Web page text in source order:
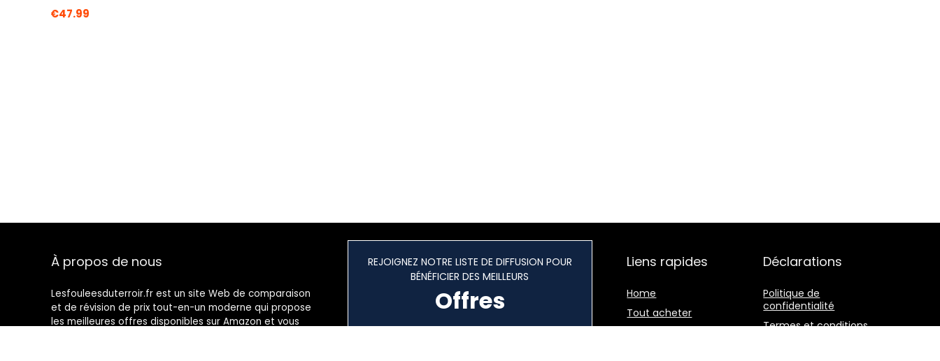
€47.99
À propos de nous
Lesfouleesduterroir.fr est un site Web de comparaison
et de révision de prix tout-en-un moderne qui propose
les meilleures offres disponibles sur Amazon et vous
REJOIGNEZ NOTRE LISTE DE DIFFUSION POUR
BÉNÉFICIER DES MEILLEURS
Offres
Liens rapides
Home
Tout acheter
Déclarations
Politique de
confidentialité
Termes et conditions